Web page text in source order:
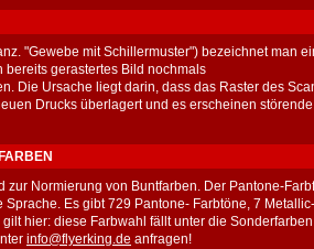
"Gewebe mit Schillermuster") bezeichnet man
bereits gerastertes Bild nochmals
Die Ursache liegt darin, dass das Raster des
Drucks überlagert und es erscheinen
zur Normierung von Buntfarben. Der Pantone-
Sprache. Es gibt 729 Pantone- Farbtöne, 7
gilt hier: diese Farbwahl fällt unter die
info@flyerking.de anfragen!